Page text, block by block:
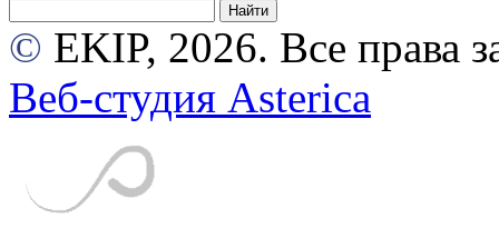
© EKIP, 2026. Все права
Веб-студия Asterica